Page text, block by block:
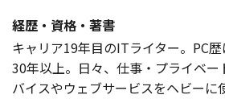
経歴・資格・著書
キャリア19年目のITライター。PC
30年以上。日々、仕事・プライベ
バイスやウェブサービスをヘビーに